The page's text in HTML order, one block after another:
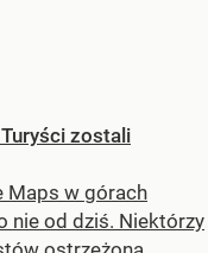
zostali
Maps w górach
nie od dziś. Niektórzy